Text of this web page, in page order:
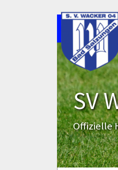
SV
Offizielle